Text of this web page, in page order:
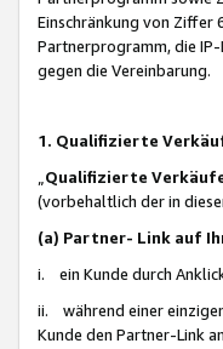
Einschränkung von Ziffer
Partnerprogramm, die
gegen die Vereinbarung.
1. Qualifizierte
Qualifizierte
(vorbehaltlich der in
(a) Partner- Link auf
i. ein Kunde durch
ii. während einer
Kunde den Partner-Link